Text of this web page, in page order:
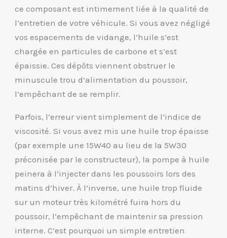
ce composant est intimement liée à la qualité de
l’entretien de votre véhicule. Si vous avez négligé
vos espacements de vidange, l’huile s’est
chargée en particules de carbone et s’est
épaissie. Ces dépôts viennent obstruer le
minuscule trou d’alimentation du poussoir,
l’empêchant de se remplir.
Parfois, l’erreur vient simplement de l’indice de
viscosité. Si vous avez mis une huile trop épaisse
(par exemple une 15W40 au lieu de la 5W30
préconisée par le constructeur), la pompe à huile
peinera à l’injecter dans les poussoirs lors des
matins d’hiver. À l’inverse, une huile trop fluide
sur un moteur très kilométré fuira hors du
poussoir, l’empêchant de maintenir sa pression
interne. C’est pourquoi un simple entretien